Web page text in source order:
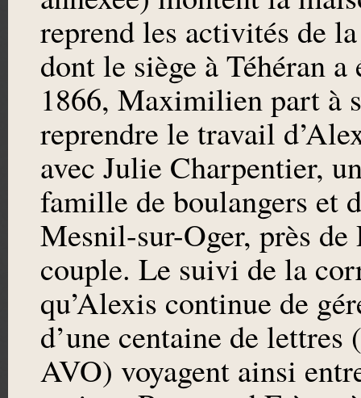
reprend les activités de
dont le siège à Téhéran
1866, Maximilien part à
reprendre le travail
avec Julie Charpentier,
famille de boulangers et
Mesnil-sur-Oger, près de
couple. Le suivi de la
qu’Alexis continue de
d’une centaine de
AVO) voyagent ainsi